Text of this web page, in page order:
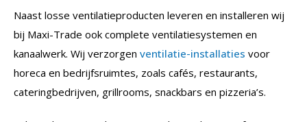
Naast losse ventilatieproducten leveren en installeren wij
bij Maxi-Trade ook complete ventilatiesystemen en
kanaalwerk. Wij verzorgen ventilatie-installaties voor
horeca en bedrijfsruimtes, zoals cafés, restaurants,
cateringbedrijven, grillrooms, snackbars en pizzeria’s.